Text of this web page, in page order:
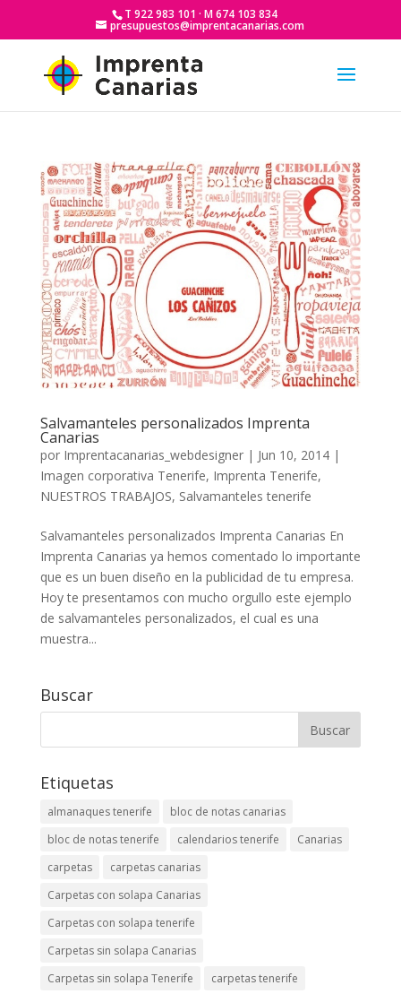
T 922 983 101 · M 674 103 834
presupuestos@imprentacanarias.com
Salvamanteles personalizados Imprenta
Canarias
por Imprentacanarias_webdesigner| Jun 10, 2014|
Imagen corporativa Tenerife, Imprenta Tenerife,
NUESTROS TRABAJOS, Salvamanteles tenerife
Salvamanteles personalizados Imprenta Canarias En
Imprenta Canarias ya hemos comentado lo importante
que es un buen diseño en la publicidad de tu empresa.
Hoy te presentamos con mucho orgullo este ejemplo
de salvamanteles personalizados, el cual es una
muestra...
Buscar
Etiquetas
almanaques tenerife
bloc de notas canarias
bloc de notas tenerife
calendarios tenerife
Canarias
carpetas
carpetas canarias
Carpetas con solapa Canarias
Carpetas con solapa tenerife
Carpetas sin solapa Canarias
Carpetas sin solapa Tenerife
carpetas tenerife